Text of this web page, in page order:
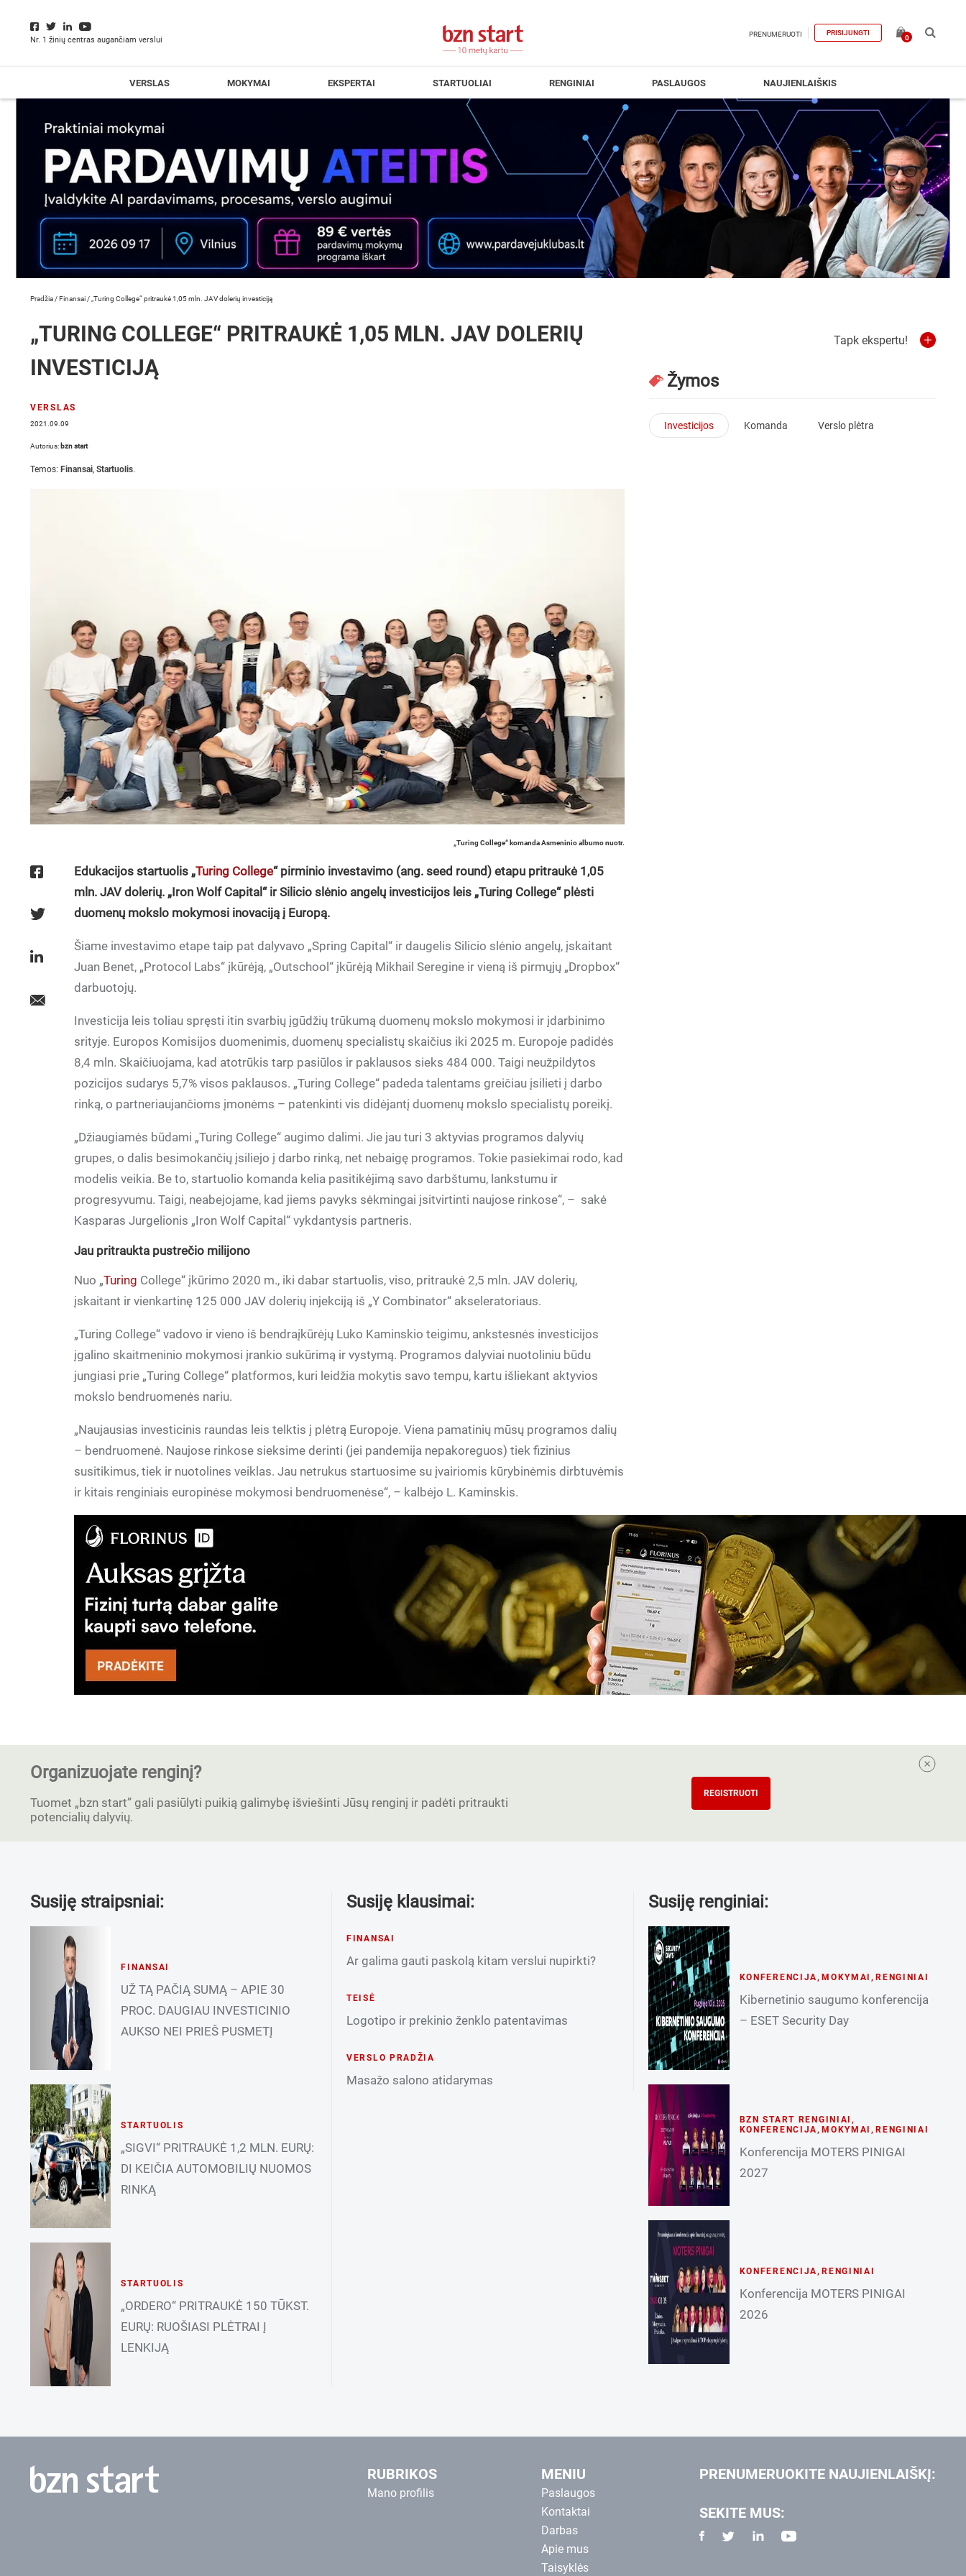
Nr. 1 žinių centras augančiam verslui
PRENUMERUOTI PRISIJUNGTI
0
VERSLAS MOKYMAI EKSPERTAI STARTUOLIAI RENGINIAI PASLAUGOS NAUJIENLAIŠKIS
Pradžia /Finansai / „Turing College“ pritraukė 1,05 mln. JAV dolerių investiciją
„TURING COLLEGE“ PRITRAUKĖ 1,05 MLN. JAV DOLERIŲ
INVESTICIJĄ
VERSLAS
2021.09.09
Autorius: bzn start
Temos: Finansai, Startuolis.
„Turing College“ komanda Asmeninio albumo nuotr.
Edukacijos startuolis „Turing College“ pirminio investavimo (ang. seed round) etapu pritraukė 1,05
mln. JAV dolerių. „Iron Wolf Capital“ ir Silicio slėnio angelų investicijos leis „Turing College“ plėsti
duomenų mokslo mokymosi inovaciją į Europą.
Šiame investavimo etape taip pat dalyvavo „Spring Capital“ ir daugelis Silicio slėnio angelų, įskaitant
Juan Benet, „Protocol Labs“ įkūrėją, „Outschool“ įkūrėją Mikhail Seregine ir vieną iš pirmųjų „Dropbox“
darbuotojų.
Investicija leis toliau spręsti itin svarbių įgūdžių trūkumą duomenų mokslo mokymosi ir įdarbinimo
srityje. Europos Komisijos duomenimis, duomenų specialistų skaičius iki 2025 m. Europoje padidės
8,4 mln. Skaičiuojama, kad atotrūkis tarp pasiūlos ir paklausos sieks 484 000. Taigi neužpildytos
pozicijos sudarys 5,7% visos paklausos. „Turing College“ padeda talentams greičiau įsilieti į darbo
rinką, o partneriaujančioms įmonėms – patenkinti vis didėjantį duomenų mokslo specialistų poreikį.
„Džiaugiamės būdami „Turing College“ augimo dalimi. Jie jau turi 3 aktyvias programos dalyvių
grupes, o dalis besimokančių įsiliejo į darbo rinką, net nebaigę programos. Tokie pasiekimai rodo, kad
modelis veikia. Be to, startuolio komanda kelia pasitikėjimą savo darbštumu, lankstumu ir
progresyvumu. Taigi, neabejojame, kad jiems pavyks sėkmingai įsitvirtinti naujose rinkose“, – sakė
Kasparas Jurgelionis „Iron Wolf Capital“ vykdantysis partneris.
Jau pritraukta pustrečio milijono
Nuo „Turing College“ įkūrimo 2020 m., iki dabar startuolis, viso, pritraukė 2,5 mln. JAV dolerių,
įskaitant ir vienkartinę 125 000 JAV dolerių injekciją iš „Y Combinator“ akseleratoriaus.
„Turing College“ vadovo ir vieno iš bendraįkūrėjų Luko Kaminskio teigimu, ankstesnės investicijos
įgalino skaitmeninio mokymosi įrankio sukūrimą ir vystymą. Programos dalyviai nuotoliniu būdu
jungiasi prie „Turing College“ platformos, kuri leidžia mokytis savo tempu, kartu išliekant aktyvios
mokslo bendruomenės nariu.
„Naujausias investicinis raundas leis telktis į plėtrą Europoje. Viena pamatinių mūsų programos dalių
– bendruomenė. Naujose rinkose sieksime derinti (jei pandemija nepakoreguos) tiek fizinius
susitikimus, tiek ir nuotolines veiklas. Jau netrukus startuosime su įvairiomis kūrybinėmis dirbtuvėmis
ir kitais renginiais europinėse mokymosi bendruomenėse“, – kalbėjo L. Kaminskis.
Tapk ekspertu!
Žymos
Investicijos Komanda Verslo plėtra
Organizuojate renginį?
Tuomet „bzn start” gali pasiūlyti puikią galimybę išviešinti Jūsų renginį ir padėti pritraukti
potencialių dalyvių.
REGISTRUOTI
Susiję straipsniai:
FINANSAI
UŽ TĄ PAČIĄ SUMĄ – APIE 30
PROC. DAUGIAU INVESTICINIO
AUKSO NEI PRIEŠ PUSMETĮ
STARTUOLIS
„SIGVI“ PRITRAUKĖ 1,2 MLN. EURŲ:
DI KEIČIA AUTOMOBILIŲ NUOMOS
RINKĄ
STARTUOLIS
„ORDERO“ PRITRAUKĖ 150 TŪKST.
EURŲ: RUOŠIASI PLĖTRAI Į
LENKIJĄ
Susiję klausimai:
FINANSAI
Ar galima gauti paskolą kitam verslui nupirkti?
TEISĖ
Logotipo ir prekinio ženklo patentavimas
VERSLO PRADŽIA
Masažo salono atidarymas
Susiję renginiai:
KONFERENCIJA, MOKYMAI, RENGINIAI
Kibernetinio saugumo konferencija
– ESET Security Day
BZN START RENGINIAI ,
KONFERENCIJA ,MOKYMAI ,RENGINIAI
Konferencija MOTERS PINIGAI
2027
KONFERENCIJA, RENGINIAI
Konferencija MOTERS PINIGAI
2026
RUBRIKOS
Mano profilis
MENIU
Paslaugos
Kontaktai
Darbas
Apie mus
Taisyklės
PRENUMERUOKITE NAUJIENLAIŠKĮ:
SEKITE MUS: